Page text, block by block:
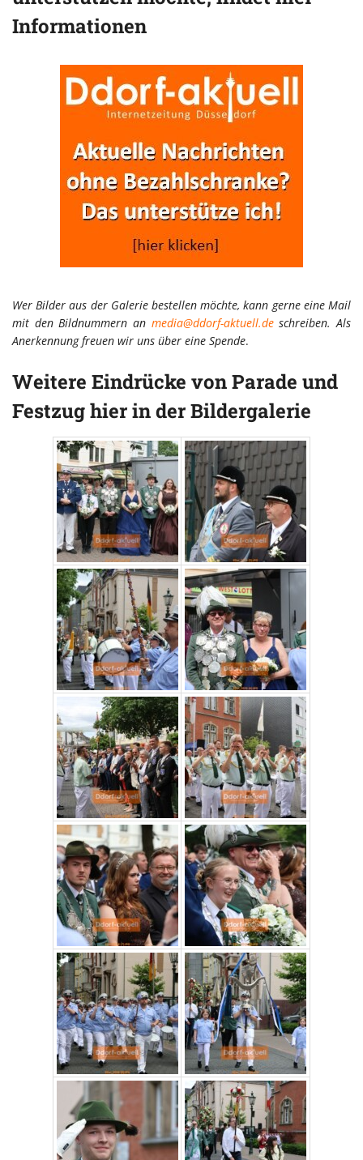
Informationen
Wer Bilder aus der Galerie bestellen möchte, kann gerne eine Mail
mit den Bildnummern an media@ddorf-aktuell.deschreiben. Als
Anerkennung freuen wir uns über eine Spende.
Weitere Eindrücke von Parade und
Festzug hier in der Bildergalerie